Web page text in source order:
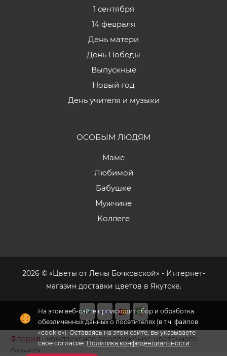
На этом веб-сайте происходит сбор и обработка
обезличенных данных о посетителях (в т.ч. файлов
«cookie»). Оставаясь на этом сайте, вы указываете
свое согласие.Политика конфиденциальности
1 сентября
14 февраля
День матери
День Победы
Выпускные
Новый год
День учителя и музыки
ОСОБЫМ ЛЮДЯМ
Маме
Любимой
Бабушке
Мужчине
Коллеге
2026 © «Цветы от Лены Бочковской» - Интернет-
магазин доставки цветов в Якутске.
Флория - комплексное продвижение цветочного
бизнеса